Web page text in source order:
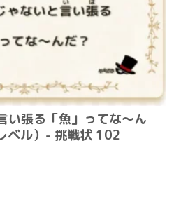
い張る「魚」ってな～ん
ベル）- 挑戦状 102